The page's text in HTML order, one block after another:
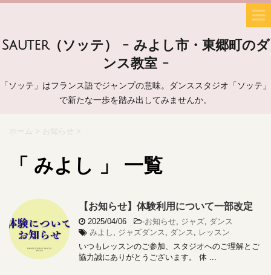
Sauter（ソッテ） - みよし市・東郷町のダ
ンス教室 -
「ソッテ」はフランス語でジャンプの意味。ダンススタジオ「ソッテ」
で新たな一歩を踏み出してみませんか。
ホーム > お知らせ >
「 みよし 」 一覧
【お知らせ】体験利用について一部改定
2025/04/06 -お知らせ ジャズ ダンス
みよし
ジャズダンス ダンス
レッスン
いつもレッスンのご参加、スタジオへのご理解とご
協力誠にありがとうございます。 体 ...